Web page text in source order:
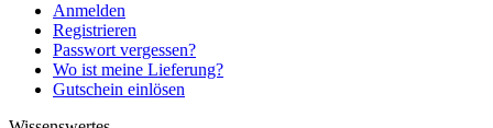
Anmelden
Registrieren
Passwort vergessen?
Wo ist meine Lieferung?
Gutschein einlösen